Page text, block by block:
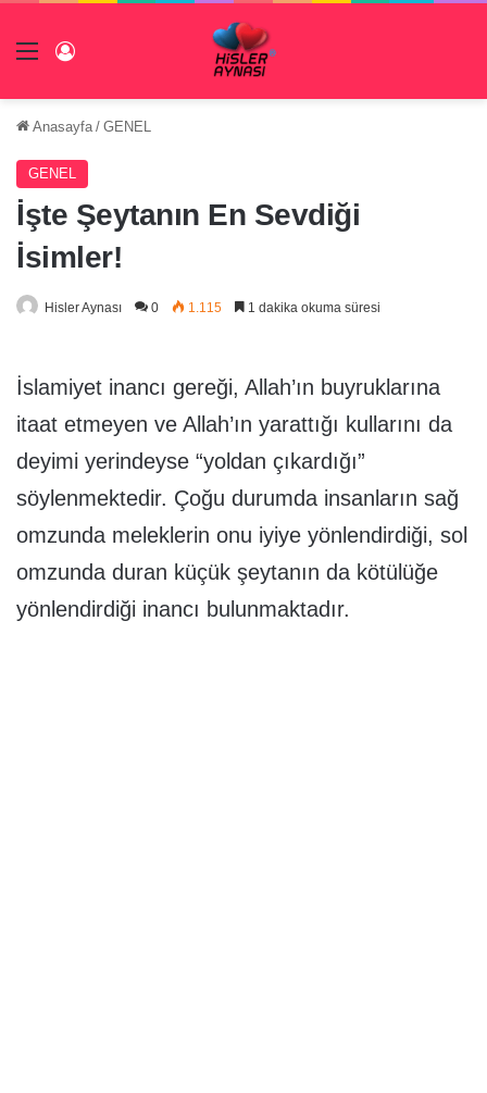
Menü
Anasayfa / GENEL
GENEL
İşte Şeytanın En Sevdiği
İsimler!
Hisler Aynası 0 1.115 1 dakika okuma süresi
İslamiyet inancı gereği, Allah’ın buyruklarına
itaat etmeyen ve Allah’ın yarattığı kullarını da
deyimi yerindeyse “yoldan çıkardığı”
söylenmektedir. Çoğu durumda insanların sağ
omzunda meleklerin onu iyiye yönlendirdiği, sol
omzunda duran küçük şeytanın da kötülüğe
yönlendirdiği inancı bulunmaktadır.